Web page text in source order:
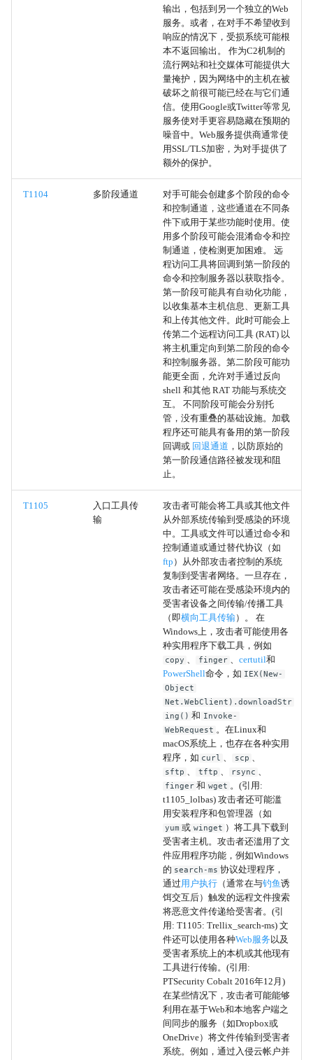
输出，包括到另一个独立的Web
服务。或者，在对手不希望收到
响应的情况下，受损系统可能根
本不返回输出。 作为C2机制的
流行网站和社交媒体可能提供大
量掩护，因为网络中的主机在被
破坏之前很可能已经在与它们通
信。使用Google或Twitter等常见
服务使对手更容易隐藏在预期的
噪音中。Web服务提供商通常使
用SSL/TLS加密，为对手提供了
额外的保护。
T1104 多阶段通道
对手可能会创建多个阶段的命令
和控制通道，这些通道在不同条
件下或用于某些功能时使用。使
用多个阶段可能会混淆命令和控
制通道，使检测更加困难。 远
程访问工具将回调到第一阶段的
命令和控制服务器以获取指令。
第一阶段可能具有自动化功能，
以收集基本主机信息、更新工具
和上传其他文件。此时可能会上
传第二个远程访问工具 (RAT) 以
将主机重定向到第二阶段的命令
和控制服务器。第二阶段可能功
能更全面，允许对手通过反向
shell 和其他 RAT 功能与系统交
互。 不同阶段可能会分别托
管，没有重叠的基础设施。加载
程序还可能具有备用的第一阶段
回调或 回退通道 ，以防原始的
第一阶段通信路径被发现和阻
止。
T1105
入口工具传
输
攻击者可能会将工具或其他文件
从外部系统传输到受感染的环境
中。工具或文件可以通过命令和
控制通道或通过替代协议（如
ftp ）从外部攻击者控制的系统
复制到受害者网络。一旦存在，
攻击者还可能在受感染环境内的
受害者设备之间传输/传播工具
（即横向工具传输）。 在
Windows上，攻击者可能使用各
种实用程序下载工具，例如
copy 、 finger 、 certutil和
PowerShell命令，如 IEX(New-
Object
Net.WebClient).downloadStr
ing() 和 Invoke-
WebRequest 。在Linux和
macOS系统上，也存在各种实用
程序，如 curl 、 scp 、
sftp 、 tftp 、 rsync 、
finger 和 wget 。(引用:
t1105_lolbas) 攻击者还可能滥
用安装程序和包管理器（如
yum 或 winget ）将工具下载到
受害者主机。攻击者还滥用了文
件应用程序功能，例如Windows
的 search-ms 协议处理程序，
通过用户执行 （通常在与钓鱼诱
饵交互后）触发的远程文件搜索
将恶意文件传递给受害者。(引
用: T1105: Trellix_search-ms) 文
件还可以使用各种Web服务 以及
受害者系统上的本机或其他现有
工具进行传输。(引用:
PTSecurity Cobalt 2016年12月)
在某些情况下，攻击者可能能够
利用在基于Web和本地客户端之
间同步的服务（如Dropbox或
OneDrive）将文件传输到受害者
系统。例如，通过入侵云帐户并